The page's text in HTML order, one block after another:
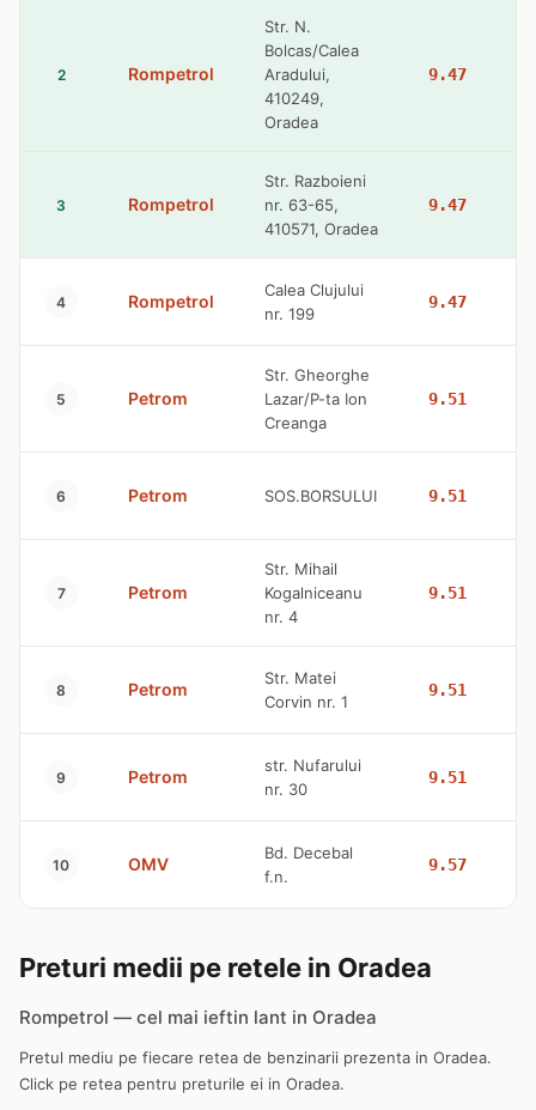
2 Rompetrol
Str. N.
Bolcas/Calea
Aradului,
410249,
Oradea
9.47
3 Rompetrol
Str. Razboieni
nr. 63-65,
410571, Oradea
9.47
4 Rompetrol
Calea Clujului
nr. 199
9.47
5 Petrom
Str. Gheorghe
Lazar/P-ta Ion
Creanga
9.51
6 Petrom SOS.BORSULUI 9.51
7 Petrom
Str. Mihail
Kogalniceanu
nr. 4
9.51
8 Petrom
Str. Matei
Corvin nr. 1
9.51
9 Petrom
str. Nufarului
nr. 30
9.51
10 OMV
Bd. Decebal
f.n.
9.57
Preturi medii pe retele in Oradea
Rompetrol — cel mai ieftin lant in Oradea
Pretul mediu pe fiecare retea de benzinarii prezenta in Oradea.
Click pe retea pentru preturile ei in Oradea.